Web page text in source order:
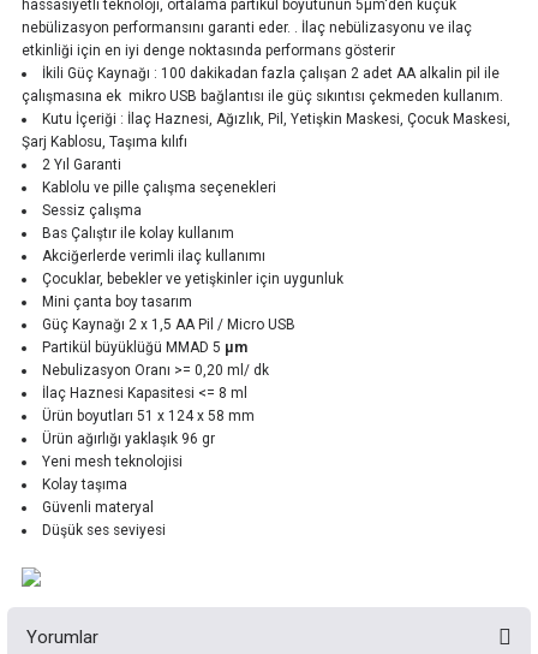
hassasiyetli teknoloji, ortalama partikül boyutunun 5μm'den küçük
nebülizasyon performansını garanti eder. . İlaç nebülizasyonu ve ilaç
etkinliği için en iyi denge noktasında performans gösterir
İkili Güç Kaynağı : 100 dakikadan fazla çalışan 2 adet AA alkalin pil ile
çalışmasına ek mikro USB bağlantısı ile güç sıkıntısı çekmeden kullanım.
Kutu İçeriği : İlaç Haznesi, Ağızlık, Pil, Yetişkin Maskesi, Çocuk Maskesi,
Şarj Kablosu, Taşıma kılıfı
2 Yıl Garanti
Kablolu ve pille çalışma seçenekleri
Sessiz çalışma
Bas Çalıştır ile kolay kullanım
Akciğerlerde verimli ilaç kullanımı
Çocuklar, bebekler ve yetişkinler için uygunluk
Mini çanta boy tasarım
Güç Kaynağı 2 x 1,5 AA Pil / Micro USB
Partikül büyüklüğü MMAD 5 µm
Nebulizasyon Oranı >= 0,20 ml/ dk
İlaç Haznesi Kapasitesi <= 8 ml
Ürün boyutları 51 x 124 x 58 mm
Ürün ağırlığı yaklaşık 96 gr
Yeni mesh teknolojisi
Kolay taşıma
Güvenli materyal
Düşük ses seviyesi
Yorumlar